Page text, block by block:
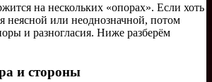
на нескольких «опорах». Если хоть
неясной или неоднозначной, потом
и разногласия. Ниже разберём
и стороны